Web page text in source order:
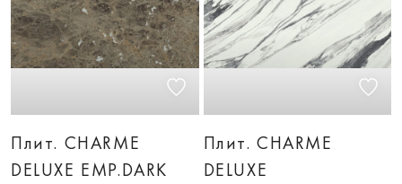
Плит. CHARME
DELUXE EMP.DARK
Плит. CHARME
DELUXE